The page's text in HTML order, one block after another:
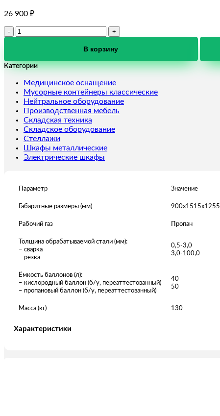
26 900 ₽
Количество
газосварочный
В корзину
Категории
Медицинское оснащение
Мусорные контейнеры классические
Нейтральное оборудование
Производственная мебель
Складская техника
Складское оборудование
Стеллажи
Шкафы металлические
Электрические шкафы
Параметр Значение
Габаритные размеры (мм) 900х1515х1255
Рабочий газ Пропан
Толщина обрабатываемой стали (мм):
– сварка
– резка
0,5-3,0
3,0-100,0
Ёмкость баллонов (л):
– кислородный баллон (б/у, переаттестованный)
– пропановый баллон (б/у, переаттестованный)
40
50
Масса (кг) 130
Характеристики